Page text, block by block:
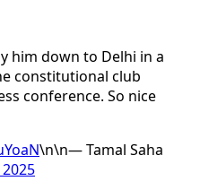
him down to Delhi in a
constitutional club
conference. So nice
\n\n— Tamal Saha